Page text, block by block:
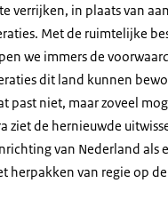
verrijken, in plaats van
Met de ruimtelijke
we immers de
dit land kunnen
past niet, maar zoveel
ziet de hernieuwde
van Nederland als
herpakken van regie op